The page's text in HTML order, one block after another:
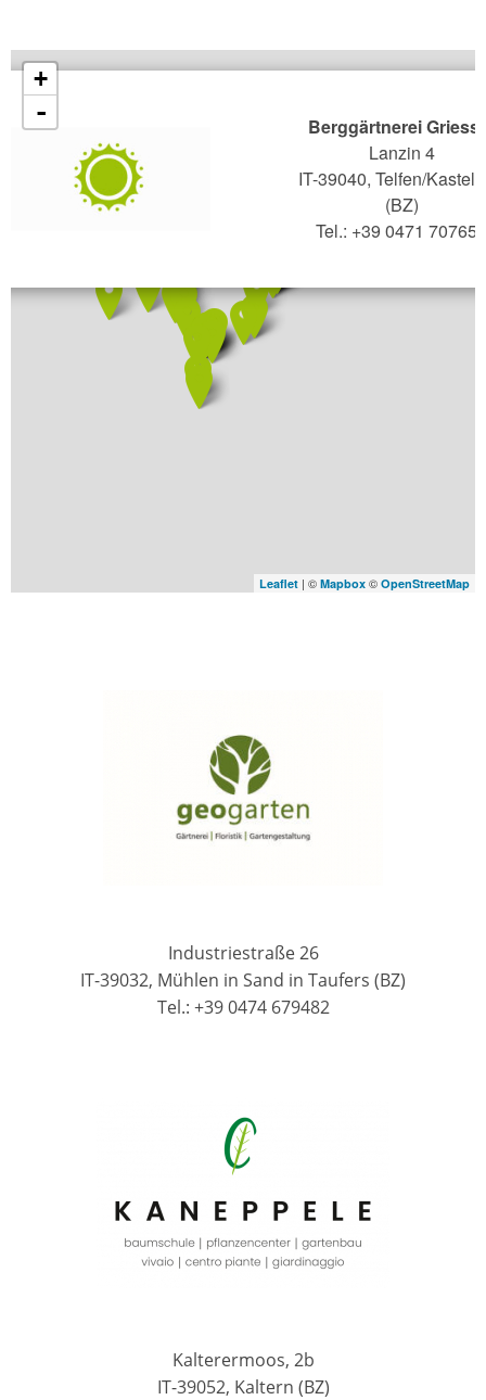
Berggärtnerei
Lanzin 4
IT-39040, Telfen/
(BZ)
Tel.: +39 0471 707656
+
-
Leaflet | © Mapbox © OpenStreetMap
Industriestraße 26
IT-39032, Mühlen in Sand in Taufers (BZ)
Tel.: +39 0474 679482
Kalterermoos, 2b
IT-39052, Kaltern (BZ)